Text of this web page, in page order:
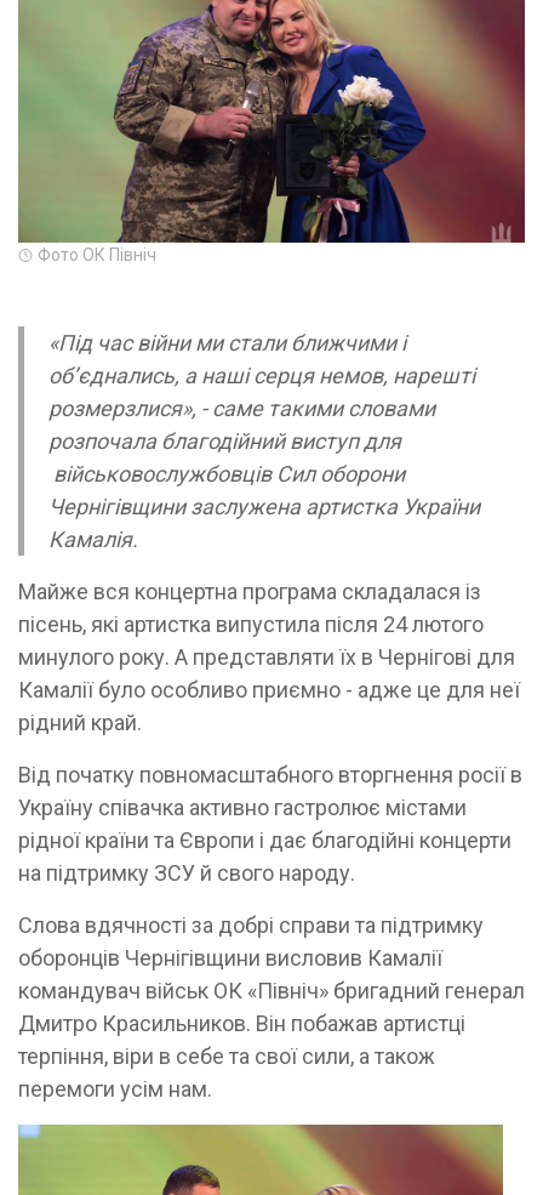
Фото ОК Північ
«Під час війни ми стали ближчими і
об’єднались, а наші серця немов, нарешті
розмерзлися», - саме такими словами
розпочала благодійний виступ для
військовослужбовців Сил оборони
Чернігівщини заслужена артистка України
Камалія.
Майже вся концертна програма складалася із
пісень, які артистка випустила після 24 лютого
минулого року. А представляти їх в Чернігові для
Камалії було особливо приємно - адже це для неї
рідний край.
Від початку повномасштабного вторгнення росії в
Україну співачка активно гастролює містами
рідної країни та Європи і дає благодійні концерти
на підтримку ЗСУ й свого народу.
Слова вдячності за добрі справи та підтримку
оборонців Чернігівщини висловив Камалії
командувач військ ОК «Північ» бригадний генерал
Дмитро Красильников. Він побажав артистці
терпіння, віри в себе та свої сили, а також
перемоги усім нам.